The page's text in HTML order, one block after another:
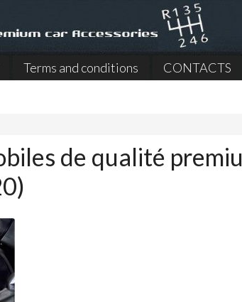
Terms and conditions CONTACTS
de qualité